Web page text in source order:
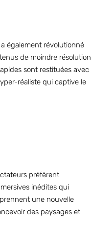
également révolutionné
de moindre résolution
sont restituées avec
réaliste qui captive le
préfèrent
inédites qui
une nouvelle
des paysages et